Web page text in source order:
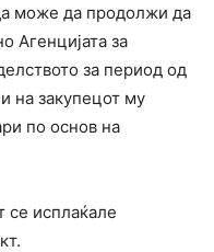
може да продолжи да
Агенцијата за
за период од
на закупецот му
по основ на
се исплаќале